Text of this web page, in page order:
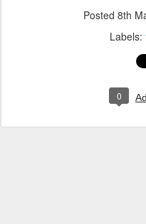
Posted 8th
Labels:
0